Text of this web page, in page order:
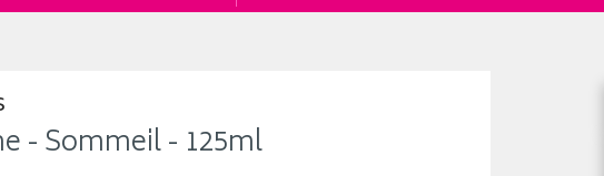
- Sommeil - 125ml